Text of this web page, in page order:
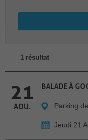
1 résultat
21
AOU.
BALADE À
Parking
Jeudi 21